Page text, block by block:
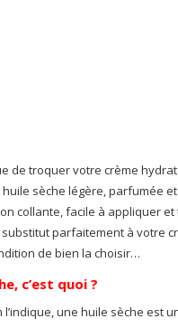
de troquer votre crème
sèche légère, parfumée
collante, facile à appliquer et
parfaitement à votre
de bien la choisir…
c’est quoi ?
l’indique, une huile sèche est